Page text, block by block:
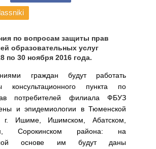
по вопросам защиты прав
образовательных услуг
по 30 ноября 2016 года.
граждан будут работать
консультационного пункта по
потребителей филиала ФБУЗ
и эпидемиологии в Тюменской
г. Ишиме, Ишимском, Абатском,
Сорокинском района: на
основе им будут даны